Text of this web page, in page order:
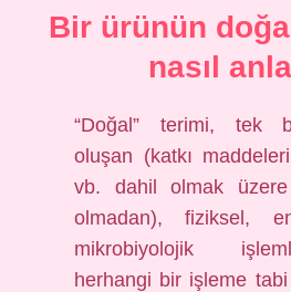
Bir ürünün
nasıl
“Doğal” terimi, tek
oluşan (katkı
vb. dahil olmak
olmadan), fiziksel,
mikrobiyolojik
herhangi bir işleme